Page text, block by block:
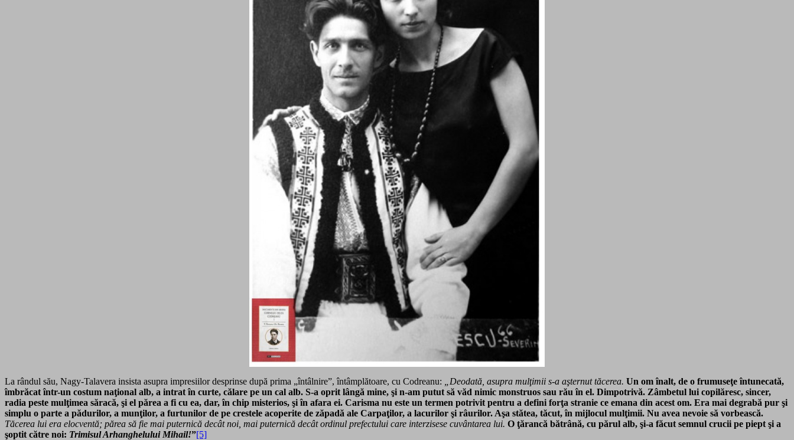
La rândul său, Nagy-Talavera insista asupra impresiilor desprinse după prima „întâlnire”, întâmplătoare, cu Codreanu: „Deodată, asupra mulţimii s-a aşternut tăcerea. Un om înalt, de o frumuseţe întunecată,
îmbrăcat într-un costum naţional alb, a intrat în curte, călare pe un cal alb. S-a oprit lângă mine, şi n-am putut să văd nimic monstruos sau rău în el. Dimpotrivă. Zâmbetul lui copilăresc, sincer,
radia peste mulţimea săracă, şi el părea a fi cu ea, dar, în chip misterios, şi în afara ei. Carisma nu este un termen potrivit pentru a defini forţa stranie ce emana din acest om. Era mai degrabă pur şi
simplu o parte a pădurilor, a munţilor, a furtunilor de pe crestele acoperite de zăpadă ale Carpaţilor, a lacurilor şi râurilor. Aşa stătea, tăcut, în mijlocul mulţimii. Nu avea nevoie să vorbească.
Tăcerea lui era elocventă; părea să fie mai puternică decât noi, mai puternică decât ordinul prefectului care interzisese cuvântarea lui. O ţărancă bătrână, cu părul alb, şi-a făcut semnul crucii pe piept şi a
şoptit către noi: Trimisul Arhanghelului Mihail!”[5]